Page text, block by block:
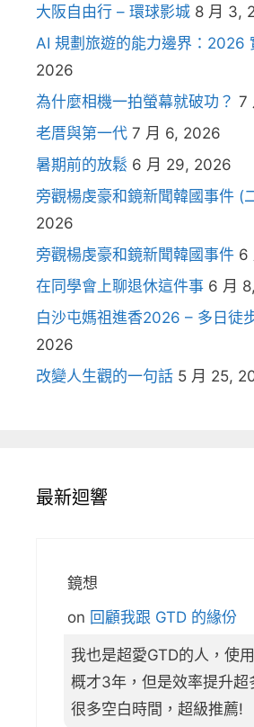
大阪自由行 – 環球影城 8 月 3,
AI 規劃旅遊的能力邊界：2026
2026
為什麼相機一拍螢幕就破功？ 7
老厝與第一代 7 月 6, 2026
暑期前的放鬆 6 月 29, 2026
旁觀楊虔豪和鏡新聞韓國事件 (
2026
旁觀楊虔豪和鏡新聞韓國事件 6
在同學會上聊退休這件事 6 月
白沙屯媽祖進香2026 – 多日徒
2026
改變人生觀的一句話 5 月 25,
最新迴響
鏡想
on 回顧我跟 GTD 的緣份
我也是超愛GTD的人，使
概才3年，但是效率提升超
很多空白時間，超級推薦!